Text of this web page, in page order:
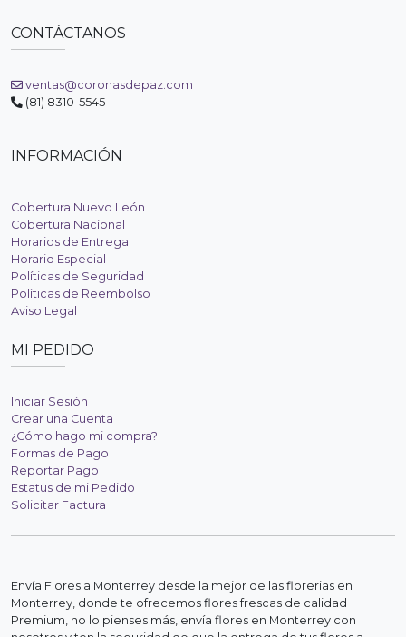
CONTÁCTANOS
ventas@coronasdepaz.com
(81) 8310-5545
INFORMACIÓN
Cobertura Nuevo León
Cobertura Nacional
Horarios de Entrega
Horario Especial
Políticas de Seguridad
Políticas de Reembolso
Aviso Legal
MI PEDIDO
Iniciar Sesión
Crear una Cuenta
¿Cómo hago mi compra?
Formas de Pago
Reportar Pago
Estatus de mi Pedido
Solicitar Factura
Envía Flores a Monterrey desde la mejor de las florerias en
Monterrey, donde te ofrecemos flores frescas de calidad
Premium, no lo pienses más, envía flores en Monterrey con